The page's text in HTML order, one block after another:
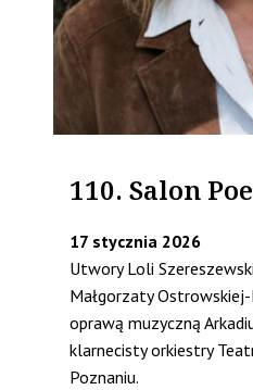
110. Salon
17 stycznia 2026
Utwory Loli
Małgorzaty
oprawą muzyczną
klarnecisty orkiestry
Poznaniu.